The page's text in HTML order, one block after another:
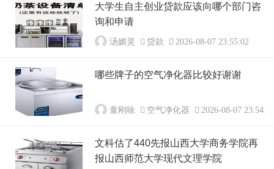
大学生自主创业贷款应该向哪个部门咨
询和申请
汤媚灵 贷款 2026-08-07 23:55:02
哪些牌子的空气净化器比较好谢谢
童刚咏 空气净化器 2026-08-07 23:54:01
文科估了440先报山西大学商务学院再
报山西师范大学现代文理学院